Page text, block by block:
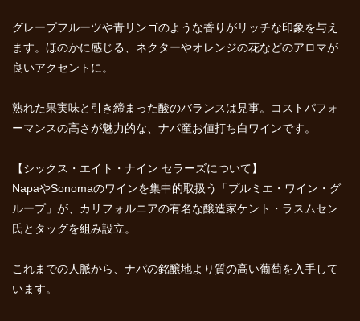
グレープフルーツや青リンゴのような香りがリッチな印象を与え
ます。ほのかに感じる、ネクターやオレンジの花などのアロマが
良いアクセントに。
熟れた果実味と引き締まった酸のバランスは見事。コストパフォ
ーマンスの高さが魅力的な、ナパ産お値打ち白ワインです。
【シックス・エイト・ナイン セラーズについて】
NapaやSonomaのワインを集中的取扱う「プルミエ・ワイン・グ
ループ」が、カリフォルニアの有名な醸造家ケント・ラスムセン
氏とタッグを組み設立。
これまでの人脈から、ナパの銘醸地より質の高い葡萄を入手して
います。